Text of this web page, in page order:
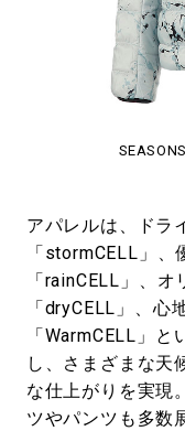
アパレルは、ドラ
「stormCELL」
「rainCELL」、
「dryCELL」、心
「WarmCELL」
し、さまざまな天
な仕上がりを実現
ツやパンツも多数